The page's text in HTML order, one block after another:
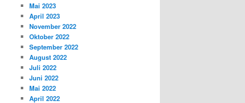
Mai 2023
April 2023
November 2022
Oktober 2022
September 2022
August 2022
Juli 2022
Juni 2022
Mai 2022
April 2022